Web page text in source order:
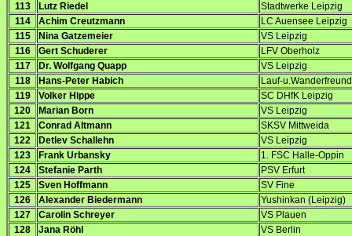
113
Lutz Riedel
Stadtwerke Leipzig
114
Achim Creutzmann
LC Auensee Leipzig
115
Nina Gatzemeier
VS Leipzig
116
Gert Schuderer
LFV Oberholz
117
Dr. Wolfgang Quapp
VS Leipzig
118
Hans-Peter Habich
Lauf-
119
Volker Hippe
SC DHfK Leipzig
120
Marian Born
VS Leipzig
121
Conrad Altmann
SKSV Mittweida
122
Detlev Schallehn
VS Leipzig
123
Frank Urbansky
1. FSC Halle-Oppin
124
Stefanie Parth
PSV Erfurt
125
Sven Hoffmann
SV Fine
126
Alexander Biedermann
Yushinkan (Leipzig)
127
Carolin Schreyer
VS Plauen
128
Jana Röhl
VS Berlin